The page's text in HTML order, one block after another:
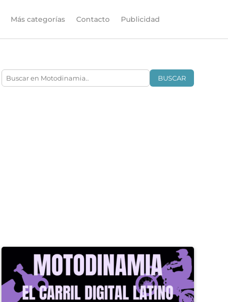
Más categorías Contacto Publicidad
BUSCAR